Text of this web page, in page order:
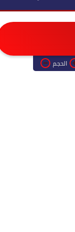
الحجم